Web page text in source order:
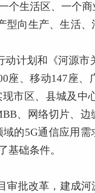
个生活区、一个
向生产、生活
动计划和《河源市
座、移动147座、
市区、县城及中
、网络切片、
的5G通信应用
基础条件。
审批改革 ， 建成河